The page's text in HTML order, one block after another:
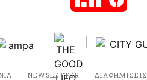
NEWSLETTER ΔΙΑΦΗΜΙΣΕΙΣ